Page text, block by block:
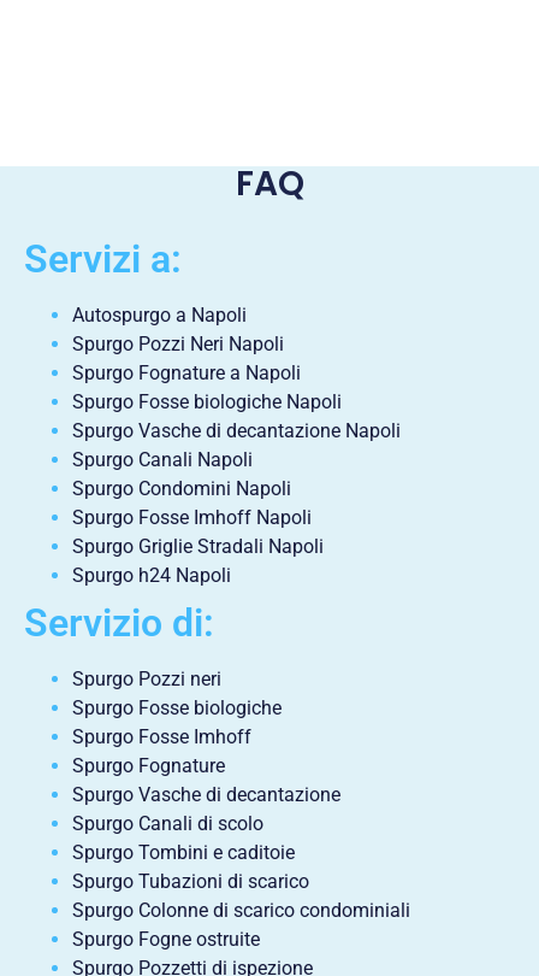
FAQ
Servizi a:
Autospurgo a Napoli
Spurgo Pozzi Neri Napoli
Spurgo Fognature a Napoli
Spurgo Fosse biologiche Napoli
Spurgo Vasche di decantazione Napoli
Spurgo Canali Napoli
Spurgo Condomini Napoli
Spurgo Fosse Imhoff Napoli
Spurgo Griglie Stradali Napoli
Spurgo h24 Napoli
Servizio di:
Spurgo Pozzi neri
Spurgo Fosse biologiche
Spurgo Fosse Imhoff
Spurgo Fognature
Spurgo Vasche di decantazione
Spurgo Canali di scolo
Spurgo Tombini e caditoie
Spurgo Tubazioni di scarico
Spurgo Colonne di scarico condominiali
Spurgo Fogne ostruite
Spurgo Pozzetti di ispezione